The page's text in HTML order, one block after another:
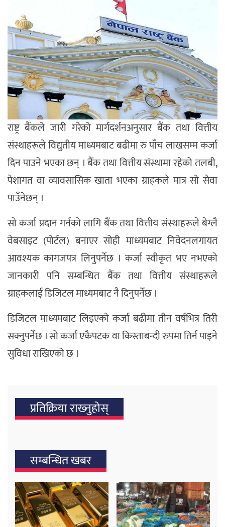
राष्ट्र बैंकले जारी गरेको मार्गदर्शनअनुसार बैंक तथा वित्तीय
संस्थाहरूले विद्युतीय माध्यमबाट बढीमा रु पाँच लाखसम्म कर्जा
दिन पाउने भएका छन् । बैंक तथा वित्तीय संस्थामा रहेको तलबी,
पेशागत वा व्यावसासिक खाता भएका ग्राहकले मात्र सो सेवा
पाउँनेछन् ।
सो कर्जा प्रदान गर्नको लागि बैंक तथा वित्तीय संस्थाहरूले बेग्लै
वेबसाइट (पोर्टल) बनाएर सोही माध्यमबाट निवेदनलगायत
आवश्यक कागजपत्र लिनुपर्नेछ । कर्जा स्वीकृत भए नभएको
जानकारी पनि सम्बन्धित बैंक तथा वित्तीय संस्थाहरूले
ग्राहकलाई डिजिटल माध्यमबाट नै दिनुपर्नेछ ।
डिजिटल माध्यमबाट लिइएको कर्जा बढीमा तीन वर्षभित्र तिरी
सक्नुपर्नेछ । सो कर्जा एकैपटक वा किस्ताबन्दी रुपमा तिर्न पाइने
सुविधा राखिएको छ ।
प्रतिक्रिया राख्‍नुहोस्
सम्बन्धित खबर